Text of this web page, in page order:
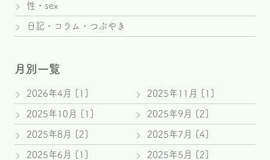
性・sex
日記・コラム・つぶやき
月別一覧
2026年4月 [1] 2025年11月 [1]
2025年10月 [1] 2025年9月 [2]
2025年8月 [2] 2025年7月 [4]
2025年6月 [1] 2025年5月 [2]